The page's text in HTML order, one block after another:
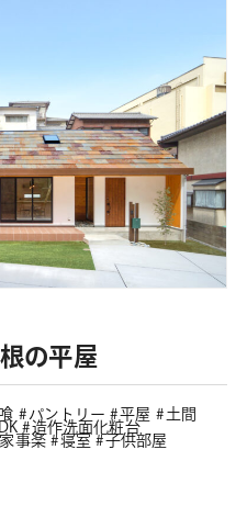
の平屋
パントリー 平屋
土間
造作洗面化粧台
家事楽 寝室
子供部屋